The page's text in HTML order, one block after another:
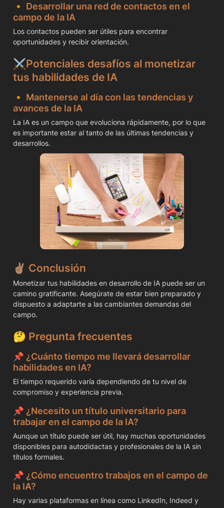
🔸 Desarrollar una red de contactos en el
campo de la IA
Los contactos pueden ser útiles para encontrar
oportunidades y recibir orientación.
⚔️Potenciales desafíos al monetizar
tus habilidades de IA
🔸 Mantenerse al día con las tendencias y
avances de la IA
La IA es un campo que evoluciona rápidamente, por lo que
es importante estar al tanto de las últimas tendencias y
desarrollos.
✌🏽 Conclusión
Monetizar tus habilidades en desarrollo de IA puede ser un
camino gratificante. Asegúrate de estar bien preparado y
dispuesto a adaptarte a las cambiantes demandas del
campo.
🤔 Pregunta frecuentes
📌 ¿Cuánto tiempo me llevará desarrollar
habilidades en IA?
El tiempo requerido varía dependiendo de tu nivel de
compromiso y experiencia previa.
📌 ¿Necesito un título universitario para
trabajar en el campo de la IA?
Aunque un título puede ser útil, hay muchas oportunidades
disponibles para autodidactas y profesionales de la IA sin
títulos formales.
📌 ¿Cómo encuentro trabajos en el campo de
la IA?
Hay varias plataformas en línea como LinkedIn, Indeed y